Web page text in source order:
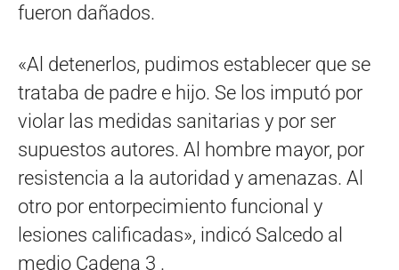
fueron dañados.
«Al detenerlos, pudimos establecer que se
trataba de padre e hijo. Se los imputó por
violar las medidas sanitarias y por ser
supuestos autores. Al hombre mayor, por
resistencia a la autoridad y amenazas. Al
otro por entorpecimiento funcional y
lesiones calificadas», indicó Salcedo al
medio Cadena 3 .